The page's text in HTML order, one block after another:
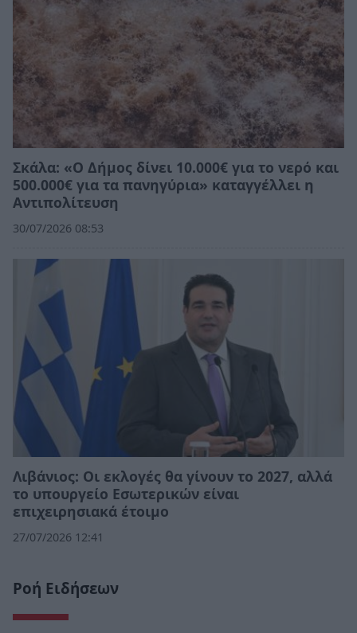
Σκάλα: «Ο Δήμος δίνει 10.000€ για το νερό και
500.000€ για τα πανηγύρια» καταγγέλλει η
Αντιπολίτευση
30/07/2026 08:53
Λιβάνιος: Οι εκλογές θα γίνουν το 2027, αλλά
το υπουργείο Εσωτερικών είναι
επιχειρησιακά έτοιμο
27/07/2026 12:41
Ροή Ειδήσεων